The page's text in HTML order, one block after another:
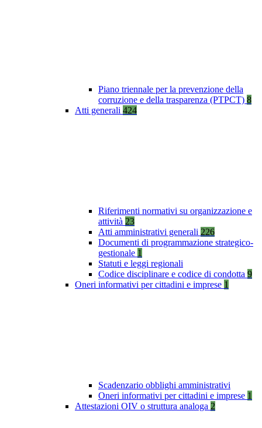
Piano triennale per la prevenzione della
corruzione e della trasparenza (PTPCT) 8
Atti generali 424
Riferimenti normativi su organizzazione e
attività 23
Atti amministrativi generali 226
Documenti di programmazione strategico-
gestionale 1
Statuti e leggi regionali
Codice disciplinare e codice di condotta 9
Oneri informativi per cittadini e imprese 1
Scadenzario obblighi amministrativi
Oneri informativi per cittadini e imprese 1
Attestazioni OIV o struttura analoga 2